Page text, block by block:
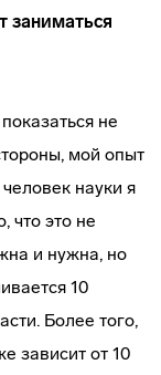
заниматься
не
мой опыт
науки я
что это не
и нужна, но
10
Более того,
зависит от 10